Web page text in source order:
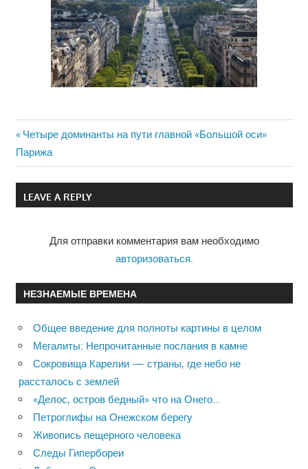
Навигация
по
записям
Previous
Post:
Четыре доминанты на пути главной «Большой оси»
Парижа
LEAVE A REPLY
Для отправки комментария вам необходимо
авторизоваться
НЕЗНАЕМЫЕ ВРЕМЕНА
Общее введение для полноты картины в целом
Мегалиты: Непрочитанные послания в камне
Сокровища Карелии — страны, где небо не
рассталось с землей
«Делос, остров бедный» что на Онего…
Петроглифы на Онежском берегу
Живопись пещерного человека
Следы Гипербореи